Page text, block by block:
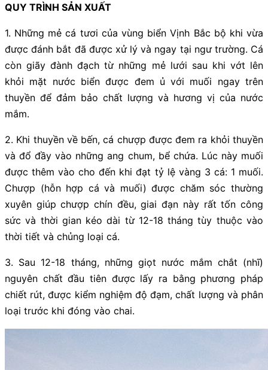
QUY TRÌNH SẢN XUẤT
1. Những mẻ cá tươi của vùng biển Vịnh Bắc bộ khi vừa
được đánh bắt đã được xử lý và ngay tại ngư trường. Cá
còn giãy đành đạch từ những mẻ lưới sau khi vớt lên
khỏi mặt nước biển được đem ủ với muối ngay trên
thuyền để đảm bảo chất lượng và hương vị của nước
mắm.
2. Khi thuyền về bến, cá chượp được đem ra khỏi thuyền
và đổ đầy vào những ang chum, bể chứa. Lúc này muối
được thêm vào cho đến khi đạt tỷ lệ vàng 3 cá: 1 muối.
Chượp (hỗn hợp cá và muối) được chăm sóc thường
xuyên giúp chượp chín đều, giai đạn này rất tốn công
sức và thời gian kéo dài từ 12-18 tháng tùy thuộc vào
thời tiết và chủng loại cá.
3. Sau 12-18 tháng, những giọt nước mắm chắt (nhĩ)
nguyên chất đầu tiên được lấy ra bằng phương pháp
chiết rút, được kiểm nghiệm độ đạm, chất lượng và phân
loại trước khi đóng vào chai.